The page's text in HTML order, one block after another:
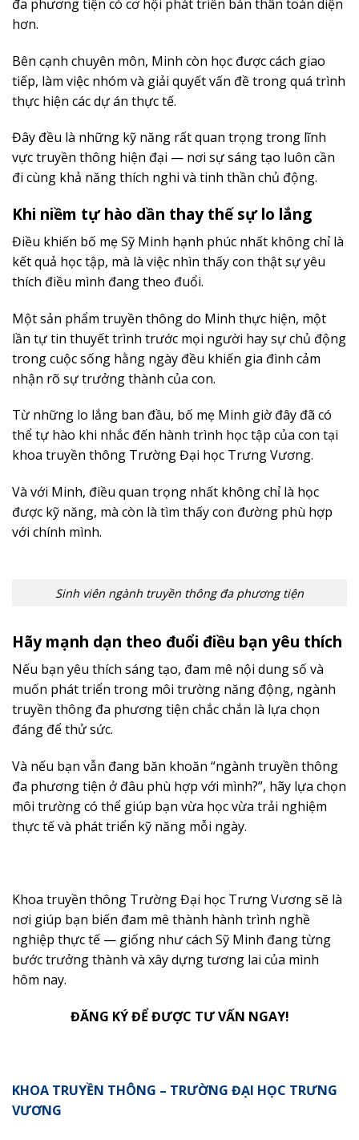
đa phương tiện có cơ hội phát triển bản thân toàn diện
hơn.
Bên cạnh chuyên môn, Minh còn học được cách giao
tiếp, làm việc nhóm và giải quyết vấn đề trong quá trình
thực hiện các dự án thực tế.
Đây đều là những kỹ năng rất quan trọng trong lĩnh
vực truyền thông hiện đại — nơi sự sáng tạo luôn cần
đi cùng khả năng thích nghi và tinh thần chủ động.
Khi niềm tự hào dần thay thế sự lo lắng
Điều khiến bố mẹ Sỹ Minh hạnh phúc nhất không chỉ là
kết quả học tập, mà là việc nhìn thấy con thật sự yêu
thích điều mình đang theo đuổi.
Một sản phẩm truyền thông do Minh thực hiện, một
lần tự tin thuyết trình trước mọi người hay sự chủ động
trong cuộc sống hằng ngày đều khiến gia đình cảm
nhận rõ sự trưởng thành của con.
Từ những lo lắng ban đầu, bố mẹ Minh giờ đây đã có
thể tự hào khi nhắc đến hành trình học tập của con tại
khoa truyền thông Trường Đại học Trưng Vương.
Và với Minh, điều quan trọng nhất không chỉ là học
được kỹ năng, mà còn là tìm thấy con đường phù hợp
với chính mình.
Sinh viên ngành truyền thông đa phương tiện
Hãy mạnh dạn theo đuổi điều bạn yêu thích
Nếu bạn yêu thích sáng tạo, đam mê nội dung số và
muốn phát triển trong môi trường năng động, ngành
truyền thông đa phương tiện chắc chắn là lựa chọn
đáng để thử sức.
Và nếu bạn vẫn đang băn khoăn “ngành truyền thông
đa phương tiện ở đâu phù hợp với mình?”, hãy lựa chọn
môi trường có thể giúp bạn vừa học vừa trải nghiệm
thực tế và phát triển kỹ năng mỗi ngày.
Khoa truyền thông Trường Đại học Trưng Vương sẽ là
nơi giúp bạn biến đam mê thành hành trình nghề
nghiệp thực tế — giống như cách Sỹ Minh đang từng
bước trưởng thành và xây dựng tương lai của mình
hôm nay.
ĐĂNG KÝ ĐỂ ĐƯỢC TƯ VẤN NGAY!
KHOA TRUYỀN THÔNG – TRƯỜNG ĐẠI HỌC TRƯNG
VƯƠNG